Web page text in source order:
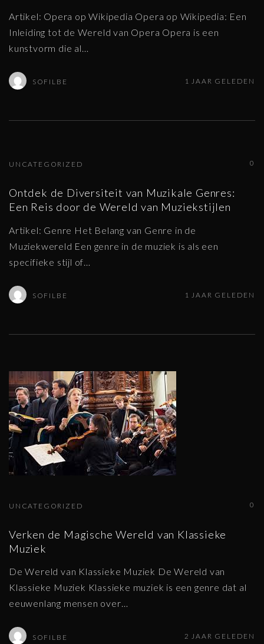
Artikel: Opera op Wikipedia Opera op Wikipedia: Een
Inleiding tot de Wereld van Opera Opera is een
kunstvorm die al
SOFILBE 1 JAAR GELEDEN
0
UNCATEGORIZED
Ontdek de Diversiteit van Muzikale Genres:
Een Reis door de Wereld van Muziekstijlen
Artikel: Genre Het Belang van Genre in de
Muziekwereld Een genre in de muziek is als een
specifieke stijl of
SOFILBE 1 JAAR GELEDEN
0
UNCATEGORIZED
Verken de Magische Wereld van Klassieke
Muziek
De Wereld van Klassieke Muziek De Wereld van
Klassieke Muziek Klassieke muziek is een genre dat al
eeuwenlang mensen over…
SOFILBE 2 JAAR GELEDEN